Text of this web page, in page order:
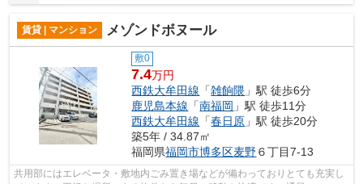
賃貸 | マンション メゾンドボヌール
敷0
7.4万円
西鉄大牟田線 「雑餉隈 」駅 徒歩6分
鹿児島本線 「南福岡 」駅 徒歩11分
西鉄大牟田線 「春日原 」駅 徒歩20分
築5年 / 34.87㎡
福岡県福岡市博多区麦野６丁目7-13
共用部にはエレベータ・敷地内ごみ置き場などが備わっておりとても充実し